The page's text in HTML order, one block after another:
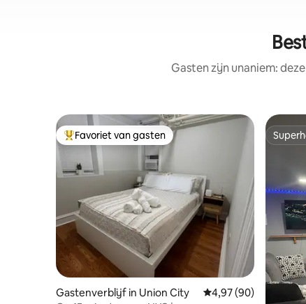
Gasten zijn unaniem:
Topfavoriet van gasten
Favoriet van gasten
Gastenverblijf in Union City Gemiddelde
4,97 (90)